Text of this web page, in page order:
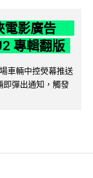
電影廣告
專輯翻版
車輛中控熒幕推送
即彈出通知，觸發